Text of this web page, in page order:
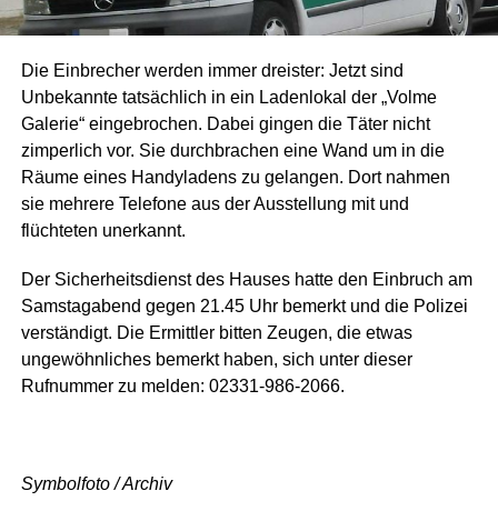
Die Einbrecher werden immer dreister: Jetzt sind
Unbekannte tatsächlich in ein Ladenlokal der „Volme
Galerie“ eingebrochen. Dabei gingen die Täter nicht
zimperlich vor. Sie durchbrachen eine Wand um in die
Räume eines Handyladens zu gelangen. Dort nahmen
sie mehrere Telefone aus der Ausstellung mit und
flüchteten unerkannt.
Der Sicherheitsdienst des Hauses hatte den Einbruch am
Samstagabend gegen 21.45 Uhr bemerkt und die Polizei
verständigt. Die Ermittler bitten Zeugen, die etwas
ungewöhnliches bemerkt haben, sich unter dieser
Rufnummer zu melden: 02331-986-2066.
Symbolfoto / Archiv